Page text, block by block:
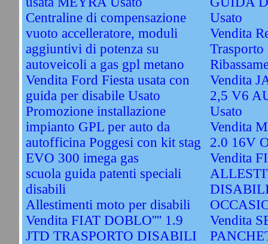
Centraline di compensazione
vuoto accelleratore, moduli
aggiuntivi di potenza su
autoveicoli a gas gpl metano
Vendita Ford Fiesta usata con
guida per disabile Usato
Promozione installazione
impianto GPL per auto da
autofficina Poggesi con kit stag
EVO 300 imega gas
scuola guida patenti speciali
disabili
Allestimenti moto per disabili
Vendita FIAT DOBLO'''' 1.9
JTD TRASPORTO DISABILI
Usato
Vendita
Vendita
2,5 V6
Usato
Vendita
2.0 16V
Vendita
Vendita